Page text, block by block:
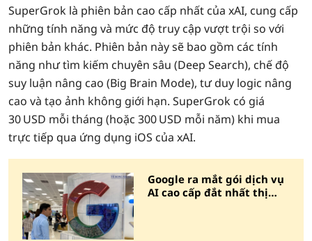
SuperGrok là phiên bản cao cấp nhất của xAI, cung cấp
những tính năng và mức độ truy cập vượt trội so với
phiên bản khác. Phiên bản này sẽ bao gồm các tính
năng như tìm kiếm chuyên sâu (Deep Search), chế độ
suy luận nâng cao (Big Brain Mode), tư duy logic nâng
cao và tạo ảnh không giới hạn. SuperGrok có giá
30 USD mỗi tháng (hoặc 300 USD mỗi năm) khi mua
trực tiếp qua ứng dụng iOS của xAI.
Google ra mắt gói dịch vụ
AI cao cấp đắt nhất thị